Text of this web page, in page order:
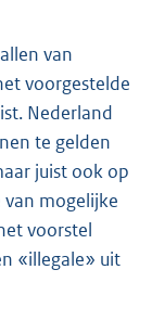
van
voorgestelde
Nederland
te gelden
juist ook op
mogelijke
voorstel
«illegale» uit